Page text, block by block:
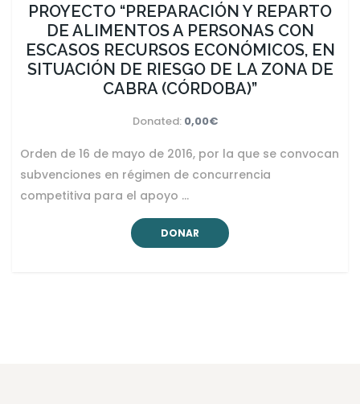
PROYECTO “PREPARACIÓN Y REPARTO
DE ALIMENTOS A PERSONAS CON
ESCASOS RECURSOS ECONÓMICOS, EN
SITUACIÓN DE RIESGO DE LA ZONA DE
CABRA (CÓRDOBA)”
Donated: 0,00€
Orden de 16 de mayo de 2016, por la que se convocan
subvenciones en régimen de concurrencia
competitiva para el apoyo …
DONAR